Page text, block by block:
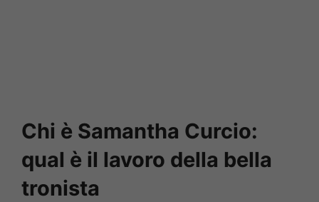
Chi è Samantha Curcio:
qual è il lavoro della bella
tronista